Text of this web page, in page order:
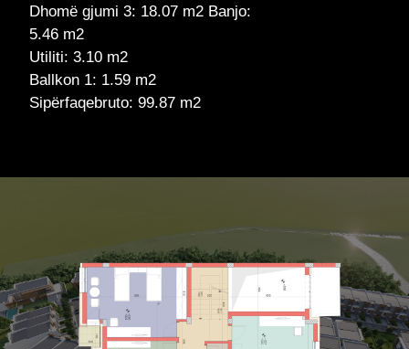
Dhomë gjumi 3: 18.07 m2 Banjo:
5.46 m2
Utiliti: 3.10 m2
Ballkon 1: 1.59 m2
Sipërfaqebruto: 99.87 m2